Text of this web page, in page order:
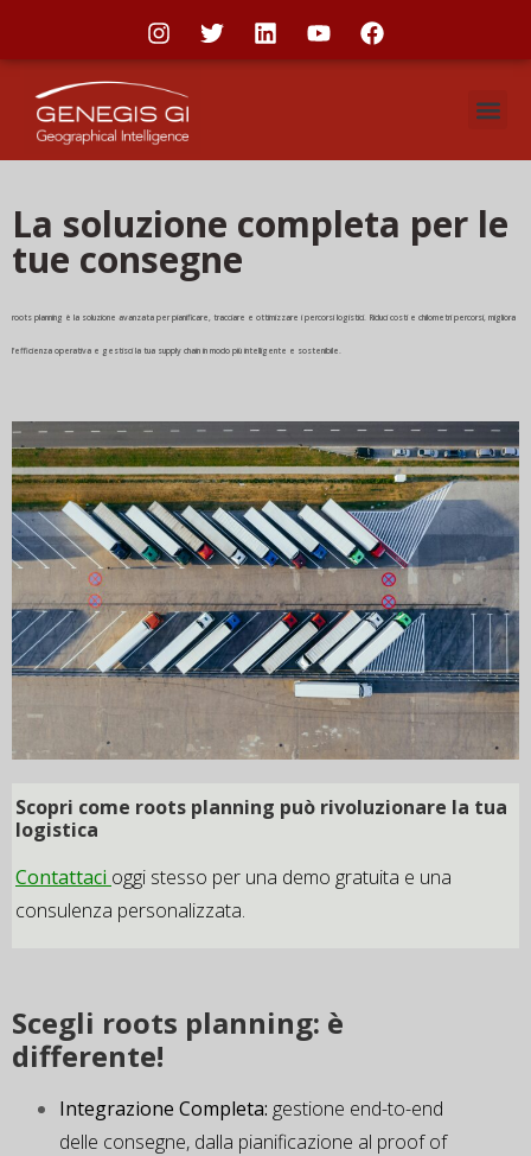
La soluzione completa per le
tue consegne
roots planning è la soluzione avanzata per pianificare, tracciare e ottimizzare i percorsi logistici. Riduci costi e chilometri percorsi, migliora
l’efficienza operativa e gestisci la tua supply chain in modo più intelligente e sostenibile.​
Scopri come roots planning può rivoluzionare la tua
logistica
Contattaci oggi stesso per una demo gratuita e una
consulenza personalizzata.
Scegli roots planning: è
differente!
Integrazione Completa: gestione end-to-end
delle consegne, dalla pianificazione al proof of